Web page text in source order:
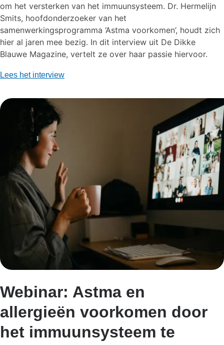
om het versterken van het immuunsysteem. Dr. Hermelijn
Smits, hoofdonderzoeker van het
samenwerkingsprogramma ‘Astma voorkomen’, houdt zich
hier al jaren mee bezig. In dit interview uit De Dikke
Blauwe Magazine, vertelt ze over haar passie hiervoor.
Lees het interview
Webinar: Astma en
allergieën voorkomen door
het immuunsysteem te